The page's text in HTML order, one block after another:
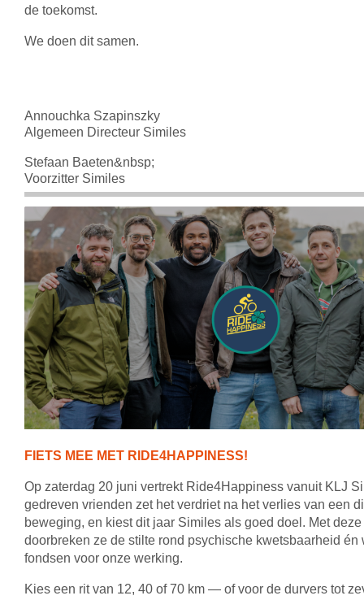
de toekomst.
We doen dit samen.
Annouchka Szapinszky
Algemeen Directeur Similes
Stefaan Baeten&nbsp;
Voorzitter Similes
FIETS MEE MET RIDE4HAPPINESS!
Op zaterdag 20 juni vertrekt Ride4Happiness vanuit KLJ
gedreven vrienden zet het verdriet na het verlies van een
beweging, en kiest dit jaar Similes als goed doel. Met
doorbreken ze de stilte rond psychische kwetsbaarheid én
fondsen voor onze werking.
Kies een rit van 12, 40 of 70 km — of voor de durvers tot